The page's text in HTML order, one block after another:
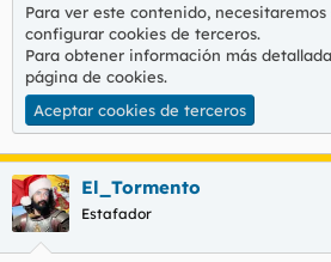
Para ver este contenido,
configurar cookies de terceros.
Para obtener información más
página de cookies.
Aceptar cookies de terceros
El_Tormento
Estafador